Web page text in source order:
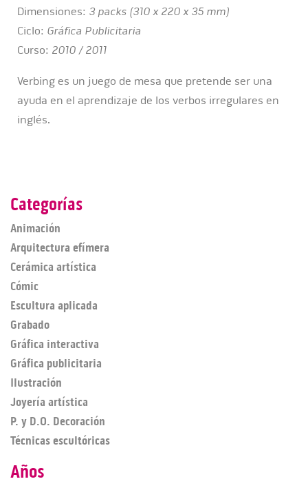
Dimensiones: 3 packs (310 x 220 x 35 mm)
Ciclo: Gráfica Publicitaria
Curso: 2010 / 2011
Verbing es un juego de mesa que pretende ser una
ayuda en el aprendizaje de los verbos irregulares en
inglés.
Categorías
Animación
Arquitectura efímera
Cerámica artística
Cómic
Escultura aplicada
Grabado
Gráfica interactiva
Gráfica publicitaria
Ilustración
Joyería artística
P. y D.O. Decoración
Técnicas escultóricas
Años